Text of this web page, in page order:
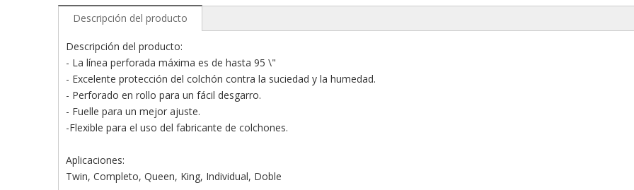
Descripción del producto
Descripción del producto:
- La línea perforada máxima es de hasta 95 \"
- Excelente protección del colchón contra la suciedad y la humedad.
- Perforado en rollo para un fácil desgarro.
- Fuelle para un mejor ajuste.
-Flexible para el uso del fabricante de colchones.
Aplicaciones:
Twin, Completo, Queen, King, Individual, Doble